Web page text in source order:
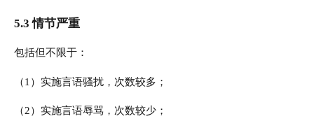
5.3 情节严重
包括但不限于：
（1）实施言语骚扰，次数较多；
（2）实施言语辱骂，次数较少；